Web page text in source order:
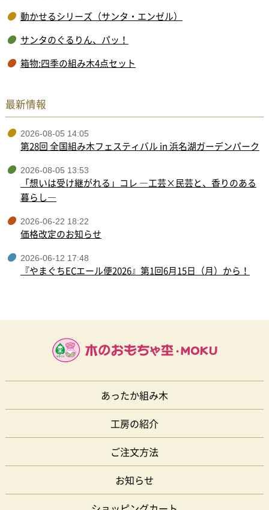
動かせるシリーズ（サンタ・エンゼル）
サンタのぐるりん、パッ！
箱物:四季の組み木4点セット
最新情報
2026-08-05 14:05
第28回 全国組み木フェスティバル in 浜名湖ガーデンパーク
2026-08-05 13:53
「想いは受け継がれる」コレ ―工芸×民芸と、香りのある
暮らし―
2026-06-22 18:22
価格改定のお知らせ
2026-06-12 17:48
『やまぐちECエール便2026』第1回6月15日（月）から！
あったか組み木
工房の紹介
ご注文方法
お知らせ